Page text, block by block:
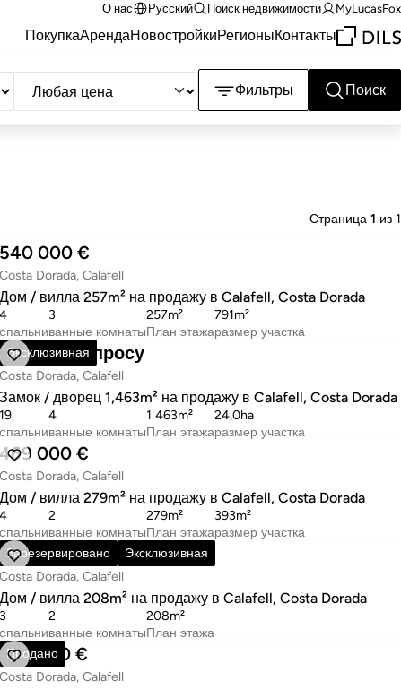
О нас Русский Поиск недвижимости MyLucasFox
ПокупкаАрендаНовостройкиРегионыКонтакты
Фильтры Поиск
Страница 1 из 1
540 000 €
Costa Dorada, Calafell
Дом / вилла 257m² на продажу в Calafell, Costa Dorada
cпальни
4
ванные комнаты
3
План этажа
257m²
размер участка
791m²
Эксклюзивная
Цена по запросу
Costa Dorada, Calafell
Замок / дворец 1,463m² на продажу в Calafell, Costa Dorada
cпальни
19
ванные комнаты
4
План этажа
1 463m²
размер участка
24,0ha
469 000 €
Costa Dorada, Calafell
Дом / вилла 279m² на продажу в Calafell, Costa Dorada
cпальни
4
ванные комнаты
2
План этажа
279m²
размер участка
393m²
Зарезервировано Эксклюзивная
580 000 €
Costa Dorada, Calafell
Дом / вилла 208m² на продажу в Calafell, Costa Dorada
cпальни
3
ванные комнаты
2
План этажа
208m²
Продано
475 000 €
Costa Dorada, Calafell